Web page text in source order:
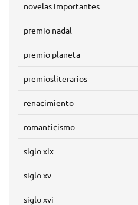
novelas importantes
premio nadal
premio planeta
premiosliterarios
renacimiento
romanticismo
siglo xix
siglo xv
siglo xvi